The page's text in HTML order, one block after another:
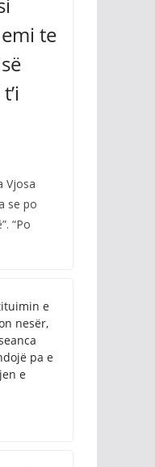
te
Vjosa
se po
“Po
e
nesër,
pa e
e